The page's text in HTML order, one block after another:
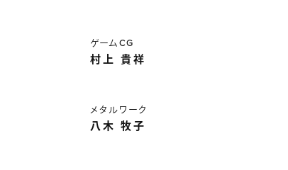
ゲームCG
村上 貴祥
メタルワーク
八木 牧子